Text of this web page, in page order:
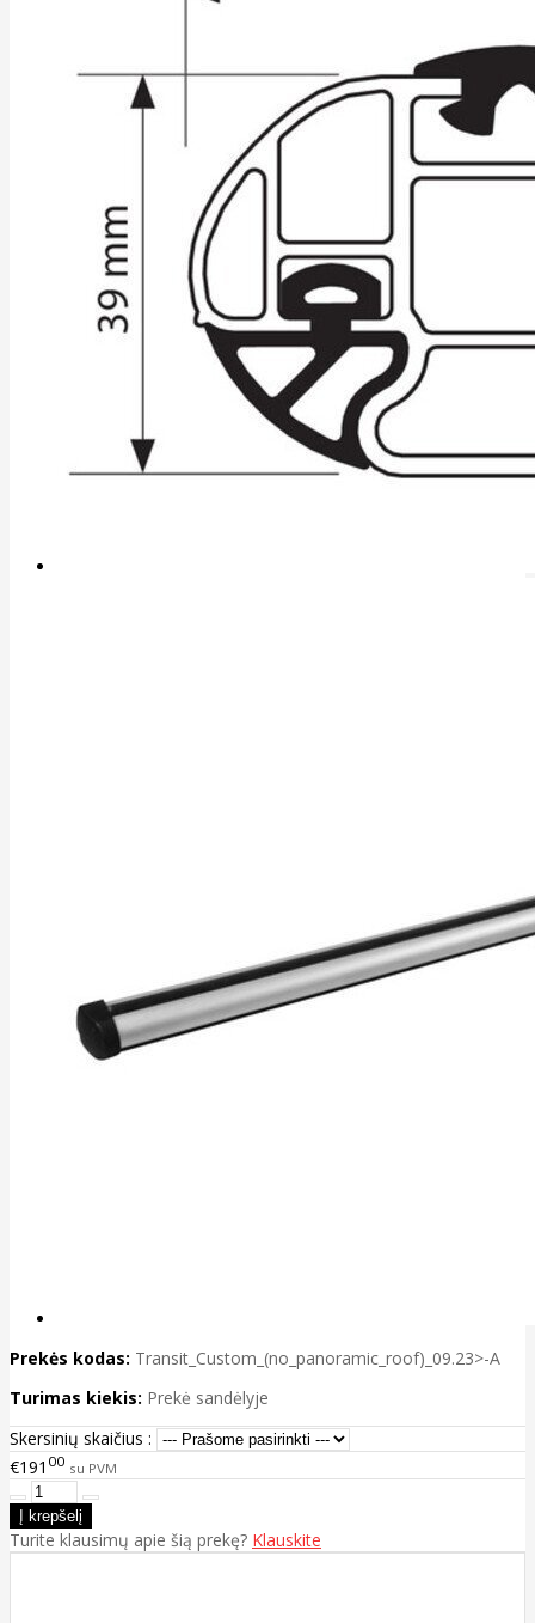
Prekės kodas: Transit_Custom_(no_panoramic_roof)_09.23>-A
Turimas kiekis: Prekė sandėlyje
Skersinių skaičius :
€191 00 su PVM
Turite klausimų apie šią prekę? Klauskite